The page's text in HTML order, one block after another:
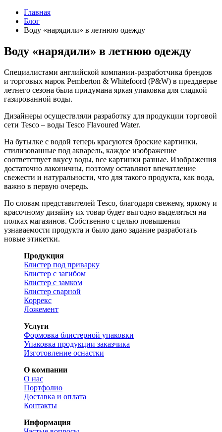
Главная
Блог
Воду «нарядили» в летнюю одежду
Воду «нарядили» в летнюю одежду
Специалистами английской компании-разработчика брендов
и торговых марок Pemberton & Whitefoord (P&W) в преддверье
летнего сезона была придумана яркая упаковка для сладкой
газированной воды.
Дизайнеры осуществляли разработку для продукции торговой
сети Tesco – воды Tesco Flavoured Water.
На бутылке с водой теперь красуются броские картинки,
стилизованные под акварель, каждое изображение
соответствует вкусу воды, все картинки разные. Изображения
достаточно лаконичны, поэтому оставляют впечатление
свежести и натуральности, что для такого продукта, как вода,
важно в первую очередь.
По словам представителей Tesco, благодаря свежему, яркому и
красочному дизайну их товар будет выгодно выделяться на
полках магазинов. Собственно с целью повышения
узнаваемости продукта и было дано задание разработать
новые этикетки.
Продукция
Блистер под приварку
Блистер с загибом
Блистер с замком
Блистер сварной
Коррекс
Ложемент
Услуги
Формовка блистерной упаковки
Упаковка продукции заказчика
Изготовление оснастки
О компании
О нас
Портфолио
Доставка и оплата
Контакты
Информация